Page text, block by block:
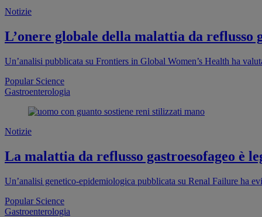
Notizie
L’onere globale della malattia da reflusso
Un’analisi pubblicata su Frontiers in Global Women’s Health ha
Popular Science
Gastroenterologia
Notizie
La malattia da reflusso gastroesofageo è
Un’analisi genetico-epidemiologica pubblicata su Renal Failure ha
Popular Science
Gastroenterologia